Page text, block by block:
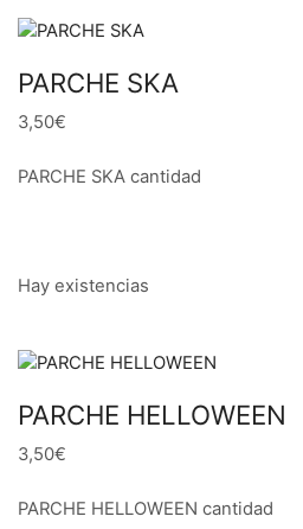
PARCHE SKA
3,50€
PARCHE SKA cantidad
Hay existencias
PARCHE HELLOWEEN
3,50€
PARCHE HELLOWEEN cantidad